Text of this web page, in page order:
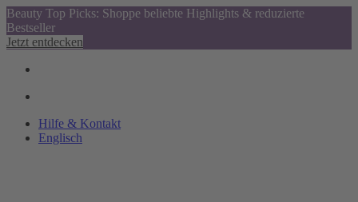
Beauty Top Picks: Shoppe beliebte Highlights & reduzierte
Bestseller
Jetzt entdecken
Hilfe & Kontakt
Englisch